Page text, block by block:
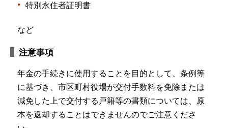
特別永住者証明書
など
注意事項
年金の手続きに使用することを目的として、条例等
に基づき、市区町村役場が交付手数料を免除または
減免した上で交付する戸籍等の書類については、原
本を返却することはできませんのでご注意くださ